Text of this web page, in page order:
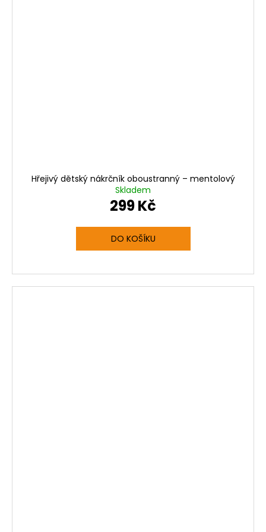
Hřejivý dětský nákrčník oboustranný – mentolový
Skladem
299 Kč
DO KOŠÍKU